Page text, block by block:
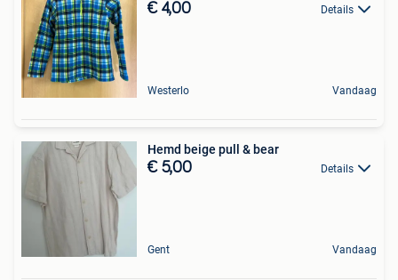
€ 4,00 Details
Westerlo Vandaag
Hemd beige pull & bear
€ 5,00 Details
Gent Vandaag